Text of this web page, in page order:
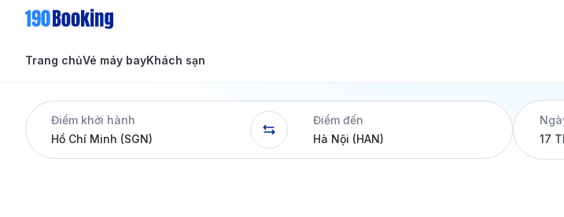
Trang chủVé máy bay
Tin tức
Dịch vụ
Khách sạn
Tin tức
Điểm khởi hành
Điểm đến
17